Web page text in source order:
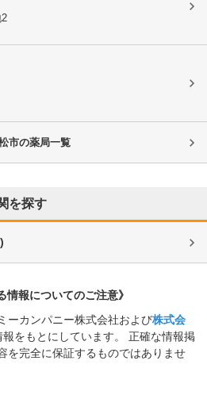
市の薬局一覧
を探す
)
情報についてのご注意》
ーカンパニー株式会社および株式会
をもとにしています。 正確な情報掲
を完全に保証するものではありませ